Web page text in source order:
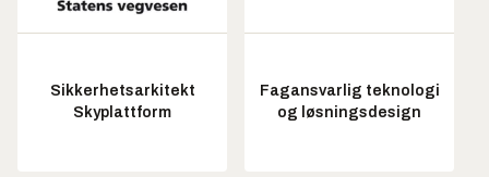
Sikkerhetsarkitekt
Skyplattform
Fagansvarlig teknologi
og løsningsdesign